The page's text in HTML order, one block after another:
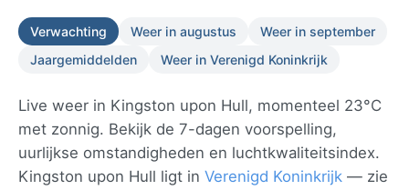
Verwachting Weer in augustus
Weer in september
Jaargemiddelden
Weer in Verenigd Koninkrijk
Live weer in Kingston upon Hull, momenteel 23°C
met zonnig. Bekijk de 7-dagen voorspelling,
uurlijkse omstandigheden en luchtkwaliteitsindex.
Kingston upon Hull ligt in Verenigd Koninkrijk — zie